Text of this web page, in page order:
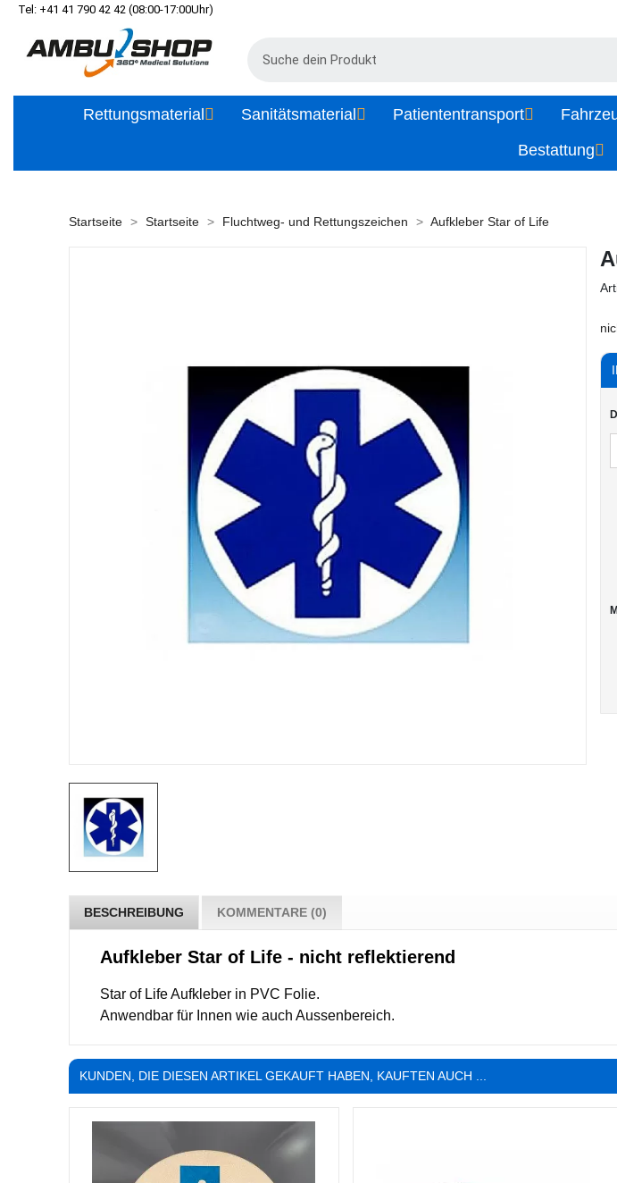
Tel: +41 41 790 42 42 (08:00-17:00Uhr)
Rettungsmaterial Sanitätsmaterial Patiententransport
Bestattung
Startseite Startseite Fluchtweg- und Rettungszeichen Aufkleber Star of Life
BESCHREIBUNG KOMMENTARE (0)
Aufkleber Star of Life - nicht reflektierend
Star of Life Aufkleber in PVC Folie.
Anwendbar für Innen wie auch Aussenbereich.
KUNDEN, DIE DIESEN ARTIKEL GEKAUFT HABEN, KAUFTEN AUCH ...